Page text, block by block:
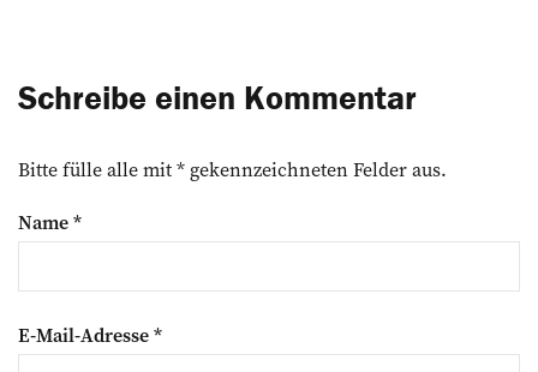
Schreibe einen Kommentar
Bitte fülle alle mit * gekennzeichneten Felder aus.
Name*
E-Mail-Adresse*